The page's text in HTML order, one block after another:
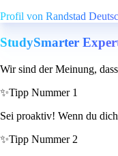
Profil von Randstad
StudySmarter
Wir sind der Meinung,
✨Tipp Nummer 1
Sei proaktiv! Wenn du
✨Tipp Nummer 2